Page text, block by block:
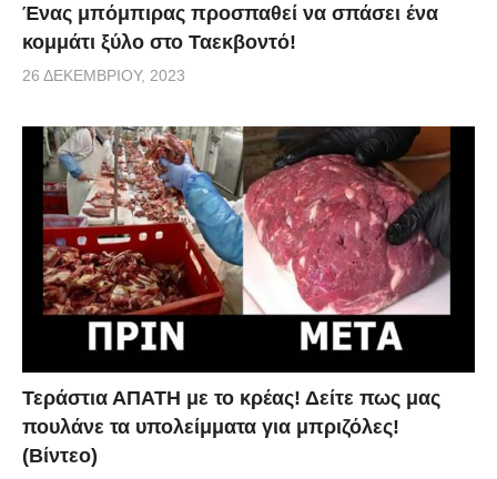
Ένας μπόμπιρας προσπαθεί να σπάσει ένα
κομμάτι ξύλο στο Ταεκβοντό!
26 ΔΕΚΕΜΒΡΊΟΥ, 2023
Τεράστια ΑΠΑΤΗ με το κρέας! Δείτε πως μας
πουλάνε τα υπολείμματα για μπριζόλες!
(Βίντεο)